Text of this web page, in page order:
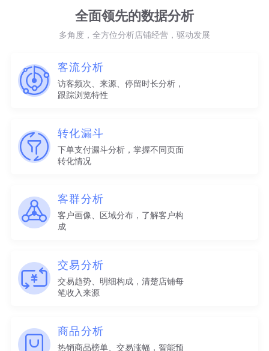
全面领先的数据分析
多角度，全方位分析店铺经营，驱动发展
客流分析
访客频次、来源、停留时长分析，
跟踪浏览特性
转化漏斗
下单支付漏斗分析，掌握不同页面
转化情况
客群分析
客户画像、区域分布，了解客户构
成
交易分析
交易趋势、明细构成，清楚店铺每
笔收入来源
商品分析
热销商品榜单、交易涨幅，智能预